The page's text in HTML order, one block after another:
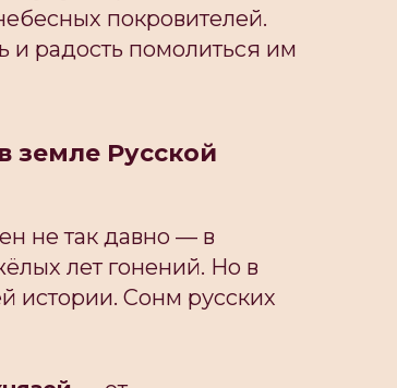
покровителей.
и радость помолиться им
земле Русской
не так давно — в
лет гонений. Но в
истории. Сонм русских